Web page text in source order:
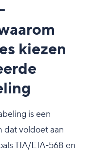
kiezen
is een
dat voldoet aan
TIA/EIA-568 en